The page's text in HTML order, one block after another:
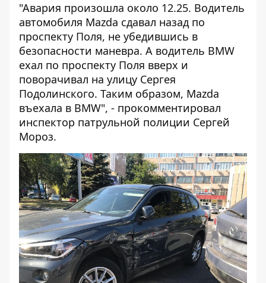
"Авария произошла около 12.25. Водитель
автомобиля Mazda сдавал назад по
проспекту Поля, не убедившись в
безопасности маневра. А водитель BMW
ехал по проспекту Поля вверх и
поворачивал на улицу Сергея
Подолинского. Таким образом, Mazda
въехала в BMW", - прокомментировал
инспектор патрульной полиции Сергей
Мороз.